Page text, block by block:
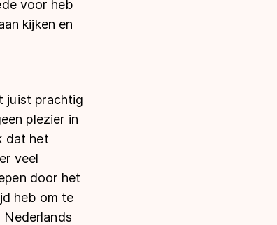
voor heb
kijken en
juist prachtig
plezier in
dat het
veel
door het
heb om te
Nederlands